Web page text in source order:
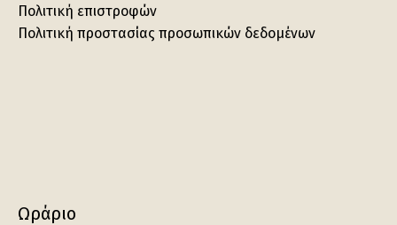
Πολιτική επιστροφών
Πολιτική προστασίας προσωπικών δεδομένων
Ωράριο